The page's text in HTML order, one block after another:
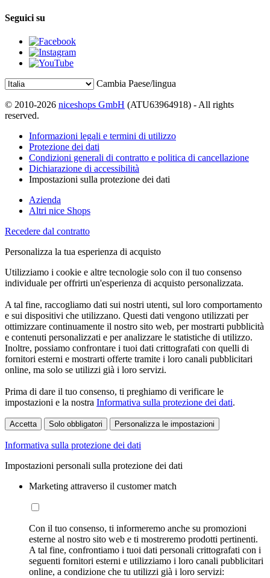
Seguici su
Cambia Paese/lingua
© 2010-2026 niceshops GmbH (ATU63964918) - All rights
reserved.
Informazioni legali e termini di utilizzo
Protezione dei dati
Condizioni generali di contratto e politica di cancellazione
Dichiarazione di accessibilità
Impostazioni sulla protezione dei dati
Azienda
Altri nice Shops
Recedere dal contratto
Personalizza la tua esperienza di acquisto
Utilizziamo i cookie e altre tecnologie solo con il tuo consenso
individuale per offrirti un'esperienza di acquisto personalizzata.
A tal fine, raccogliamo dati sui nostri utenti, sul loro comportamento
e sui dispositivi che utilizzano. Questi dati vengono utilizzati per
ottimizzare continuamente il nostro sito web, per mostrarti pubblicità
e contenuti personalizzati e per analizzare le statistiche di utilizzo.
Inoltre, possiamo confrontare i tuoi dati crittografati con quelli di
fornitori esterni e mostrarti offerte tramite i loro canali pubblicitari
online, ma solo se utilizzi già i loro servizi.
Prima di dare il tuo consenso, ti preghiamo di verificare le
impostazioni e la nostra Informativa sulla protezione dei dati.
Accetta Solo obbligatori Personalizza le impostazioni
Informativa sulla protezione dei dati
Impostazioni personali sulla protezione dei dati
Marketing attraverso il customer match
Con il tuo consenso, ti informeremo anche su promozioni
esterne al nostro sito web e ti mostreremo prodotti pertinenti.
A tal fine, confrontiamo i tuoi dati personali crittografati con i
seguenti fornitori esterni e utilizziamo i loro canali pubblicitari
online, a condizione che tu utilizzi già i loro servizi: